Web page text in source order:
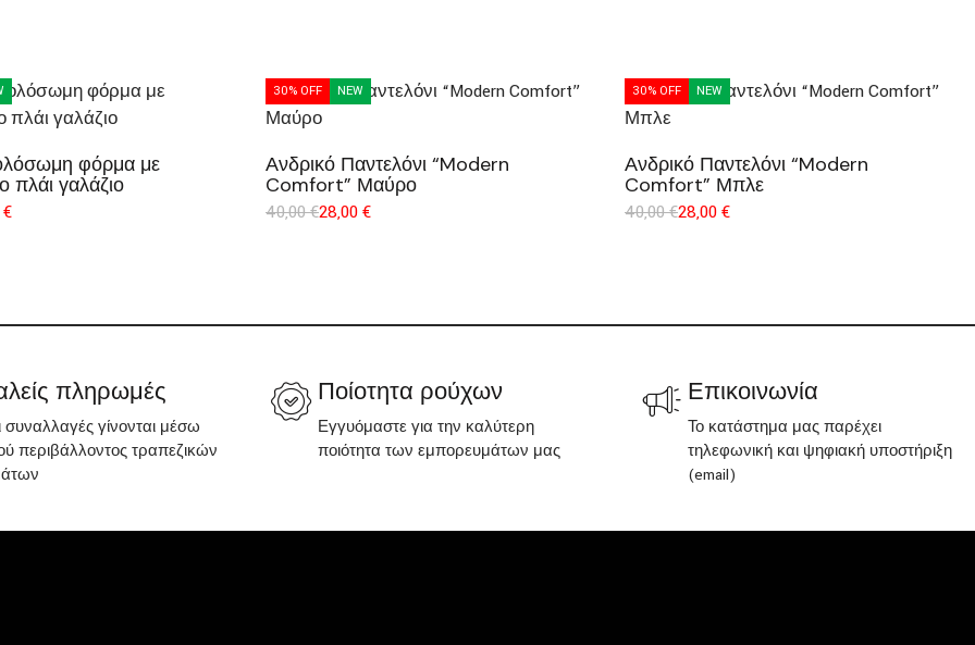
φόρμα με
πλάι γαλάζιο
€
30% OFF NEW
Ανδρικό Παντελόνι “Modern
Comfort” Μαύρο
40,00€28,00€
30% OFF NEW
Ανδρικό Παντελόνι “Modern
Comfort” Μπλε
40,00€28,00€
πληρωμές
συναλλαγές γίνονται μέσω
περιβάλλοντος τραπεζικών
Ποίοτητα ρούχων
Εγγυόμαστε για την καλύτερη
ποιότητα των εμπορευμάτων μας
Επικοινωνία
Το κατάστημα μας παρέχει
τηλεφωνική και ψηφιακή υποστήριξη
(email)